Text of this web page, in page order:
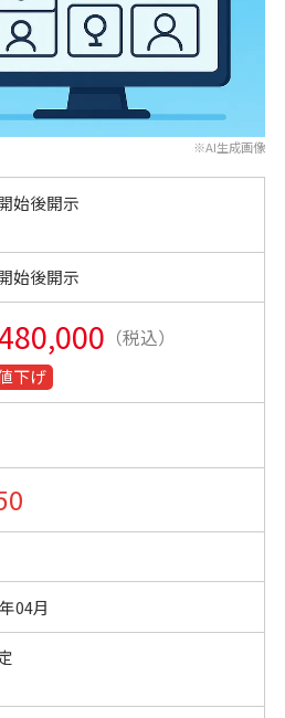
※AI生成画像
始後開示
始後開示
（税込）
下げ
04月